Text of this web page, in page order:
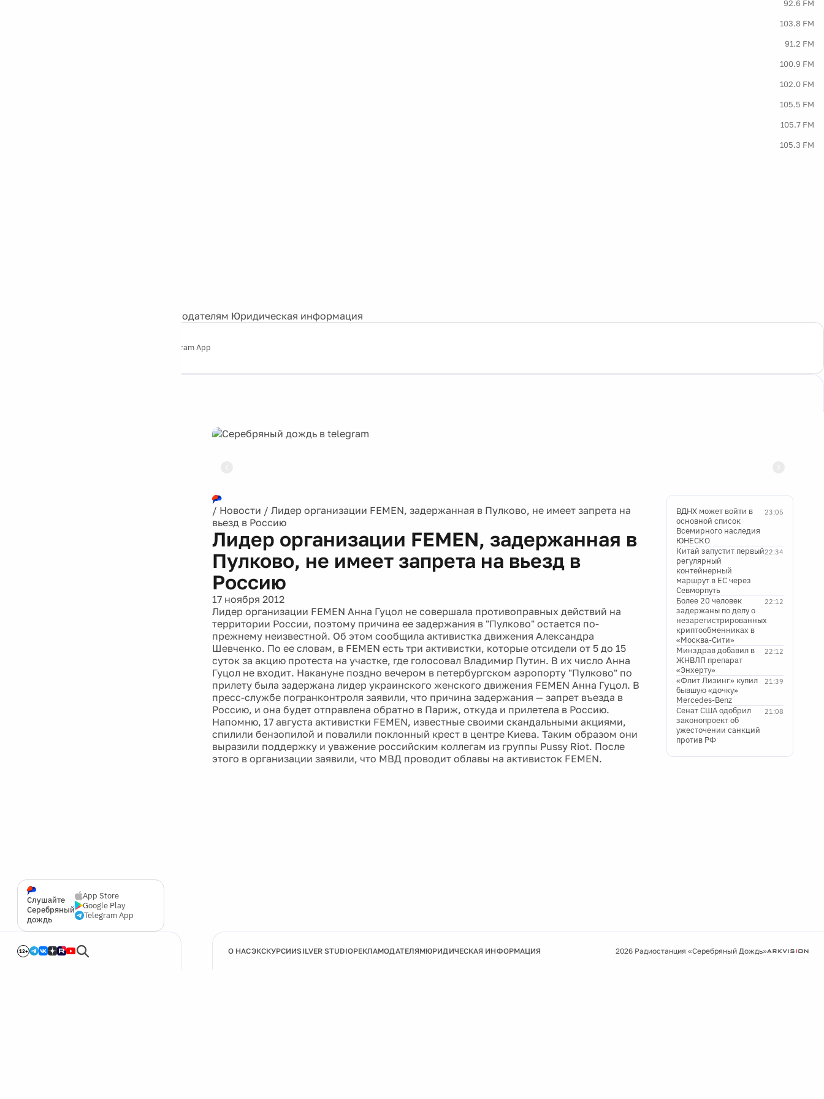
92.6 FM
103.8 FM
91.2 FM
100.9 FM
102.0 FM
105.5 FM
105.7 FM
105.3 FM
Рекламодателям Юридическая информация
Telegram App
Слушайте
Серебряный
дождь
App Store
Google Play
Telegram App
12+
/ Новости / Лидер организации FEMEN, задержанная в Пулково, не имеет запрета на
вьезд в Россию
Лидер организации FEMEN, задержанная в
Пулково, не имеет запрета на вьезд в
Россию
17 ноября 2012
Лидер организации FEMEN Анна Гуцол не совершала противоправных действий на
территории России, поэтому причина ее задержания в "Пулково" остается по-
прежнему неизвестной. Об этом сообщила активистка движения Александра
Шевченко. По ее словам, в FEMEN есть три активистки, которые отсидели от 5 до 15
суток за акцию протеста на участке, где голосовал Владимир Путин. В их число Анна
Гуцол не входит. Накануне поздно вечером в петербургском аэропорту "Пулково" по
прилету была задержана лидер украинского женского движения FEMEN Анна Гуцол. В
пресс-службе погранконтроля заявили, что причина задержания — запрет въезда в
Россию, и она будет отправлена обратно в Париж, откуда и прилетела в Россию.
Напомню, 17 августа активистки FEMEN, известные своими скандальными акциями,
спилили бензопилой и повалили поклонный крест в центре Киева. Таким образом они
выразили поддержку и уважение российским коллегам из группы Pussy Riot. После
этого в организации заявили, что МВД проводит облавы на активисток FEMEN.
23:05
ВДНХ может войти в
основной список
Всемирного наследия
ЮНЕСКО
22:34
Китай запустит первый
регулярный
контейнерный
маршрут в ЕС через
Севморпуть
22:12
Более 20 человек
задержаны по делу о
незарегистрированных
криптообменниках в
«Москва-Сити»
22:12
Минздрав добавил в
ЖНВЛП препарат
«Энхерту»
21:39
«Флит Лизинг» купил
бывшую «дочку»
Mercedes-Benz
21:08
Сенат США одобрил
законопроект об
ужесточении санкций
против РФ
О НАСЭКСКУРСИИSILVER STUDIOРЕКЛАМОДАТЕЛЯМЮРИДИЧЕСКАЯ ИНФОРМАЦИЯ 2026 Радиостанция «Серебряный Дождь»